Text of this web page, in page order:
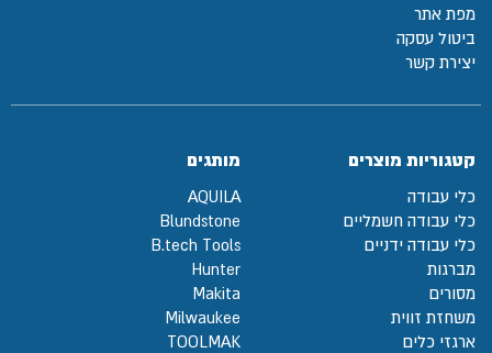
מפת אתר
ביטול עסקה
יצירת קשר
קטגוריות מוצרים
כלי עבודה
כלי עבודה חשמליים
כלי עבודה ידניים
מברגות
מסורים
משחזת זווית
ארגזי כלים
מותגים
AQUILA
Blundstone
B.tech Tools
Hunter
Makita
Milwaukee
TOOLMAK